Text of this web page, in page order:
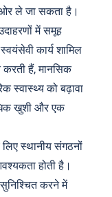
ओर ले जा सकता है।
में समूह
कार्य शामिल
हैं, मानसिक
स्वास्थ्य को बढ़ावा
खुशी और एक
स्थानीय संगठनों
होती है।
करने में